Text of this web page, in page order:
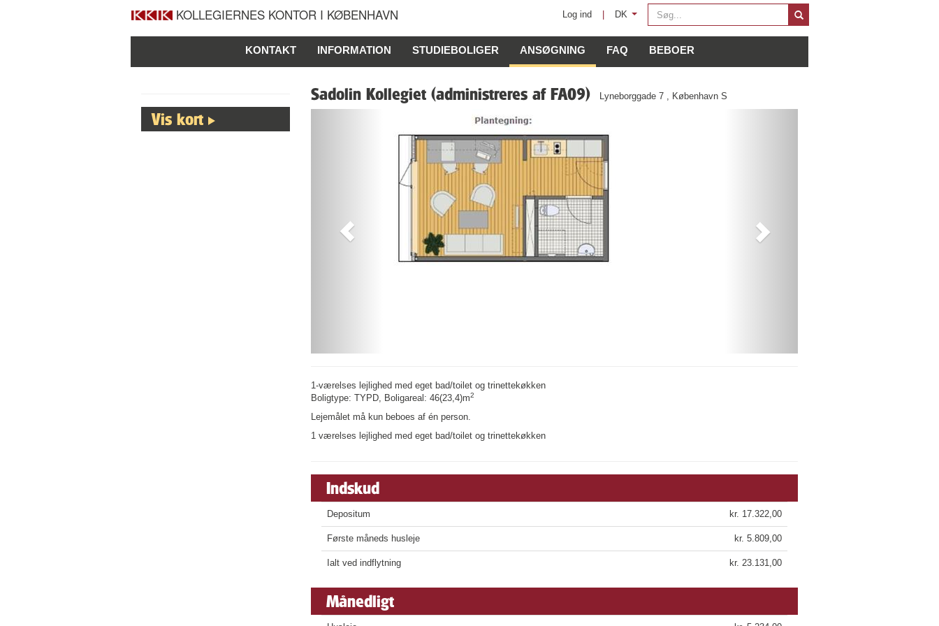
KOLLEGIERNES KONTOR I KØBENHAVN Log ind DK
Søg
KONTAKT INFORMATION STUDIEBOLIGER ANSØGNING FAQ BEBOER
Vis kort
Sadolin Kollegiet (administreres af FA09) Lyneborggade 7 , København S
1-værelses lejlighed med eget bad/toilet og trinettekøkken
Boligtype: TYPD, Boligareal: 46(23,4)m2
Lejemålet må kun beboes af én person.
1 værelses lejlighed med eget bad/toilet og trinettekøkken
Indskud
Depositum kr. 17.322,00
Første måneds husleje kr. 5.809,00
Ialt ved indflytning kr. 23.131,00
Månedligt